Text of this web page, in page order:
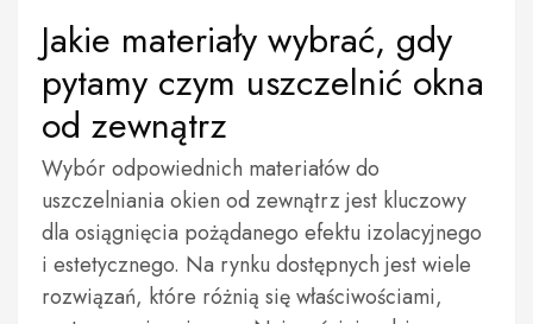
Jakie materiały wybrać, gdy
pytamy czym uszczelnić okna
od zewnątrz
Wybór odpowiednich materiałów do
uszczelniania okien od zewnątrz jest kluczowy
dla osiągnięcia pożądanego efektu izolacyjnego
i estetycznego. Na rynku dostępnych jest wiele
rozwiązań, które różnią się właściwościami,